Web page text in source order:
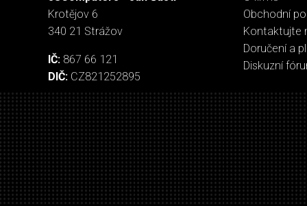
Krotějov 6
340 21 Strážov
IČ: 867 66 121
DIČ: CZ821252895
Obchodní
Kontaktujte
Doručení a
Diskuzní